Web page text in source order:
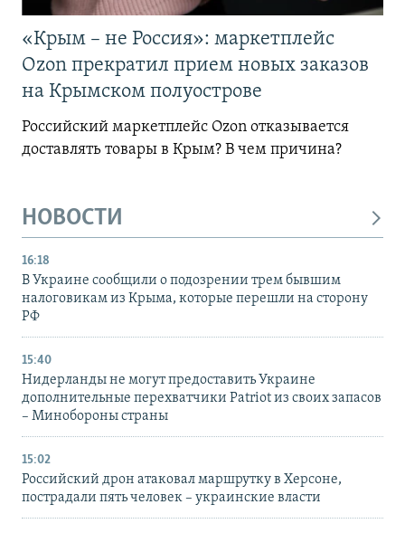
«Крым – не Россия»: маркетплейс
Ozon прекратил прием новых заказов
на Крымском полуострове
Российский маркетплейс Ozon отказывается
доставлять товары в Крым? В чем причина?
НОВОСТИ
16:18
В Украине сообщили о подозрении трем бывшим
налоговикам из Крыма, которые перешли на сторону
РФ
15:40
Нидерланды не могут предоставить Украине
дополнительные перехватчики Patriot из своих запасов
– Минобороны страны
15:02
Российский дрон атаковал маршрутку в Херсоне,
пострадали пять человек – украинские власти